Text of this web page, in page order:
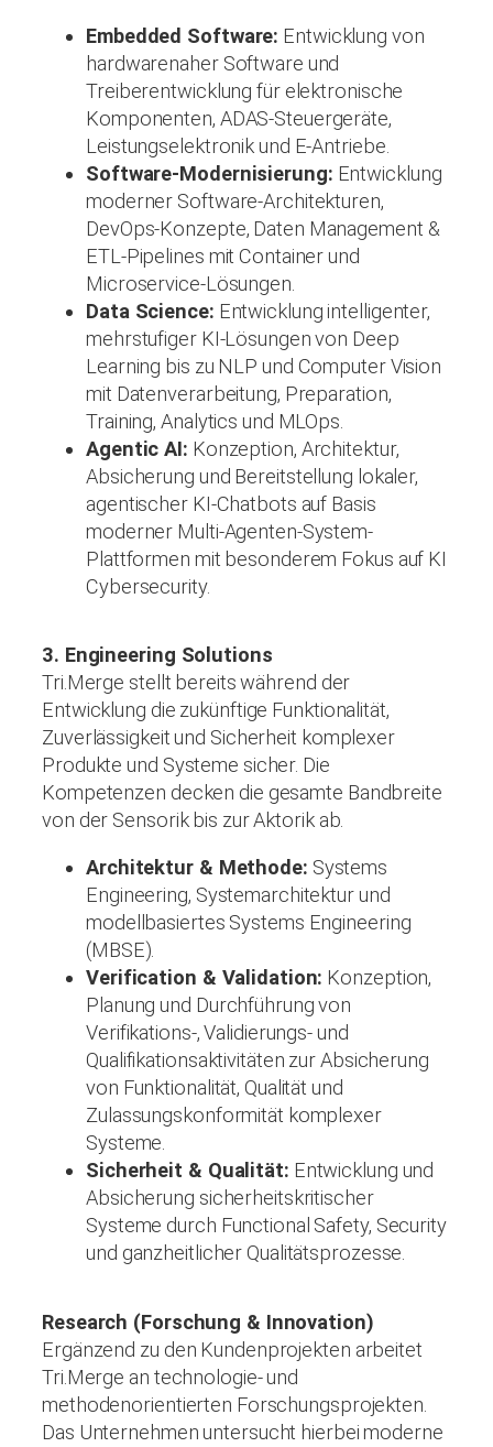
Embedded Software: Entwicklung von
hardwarenaher Software und
Treiberentwicklung für elektronische
Komponenten, ADAS-Steuergeräte,
Leistungselektronik und E-Antriebe.
Software-Modernisierung: Entwicklung
moderner Software-Architekturen,
DevOps-Konzepte, Daten Management &
ETL-Pipelines mit Container und
Microservice-Lösungen.
Data Science: Entwicklung intelligenter,
mehrstufiger KI-Lösungen von Deep
Learning bis zu NLP und Computer Vision
mit Datenverarbeitung, Preparation,
Training, Analytics und MLOps.
Agentic AI: Konzeption, Architektur,
Absicherung und Bereitstellung lokaler,
agentischer KI-Chatbots auf Basis
moderner Multi-Agenten-System-
Plattformen mit besonderem Fokus auf KI
Cybersecurity.
3. Engineering Solutions
Tri.Merge stellt bereits während der
Entwicklung die zukünftige Funktionalität,
Zuverlässigkeit und Sicherheit komplexer
Produkte und Systeme sicher. Die
Kompetenzen decken die gesamte Bandbreite
von der Sensorik bis zur Aktorik ab.
Architektur & Methode: Systems
Engineering, Systemarchitektur und
modellbasiertes Systems Engineering
(MBSE).
Verification & Validation: Konzeption,
Planung und Durchführung von
Verifikations-, Validierungs- und
Qualifikationsaktivitäten zur Absicherung
von Funktionalität, Qualität und
Zulassungskonformität komplexer
Systeme.
Sicherheit & Qualität: Entwicklung und
Absicherung sicherheitskritischer
Systeme durch Functional Safety, Security
und ganzheitlicher Qualitätsprozesse.
Research (Forschung & Innovation)
Ergänzend zu den Kundenprojekten arbeitet
Tri.Merge an technologie- und
methodenorientierten Forschungsprojekten.
Das Unternehmen untersucht hierbei moderne